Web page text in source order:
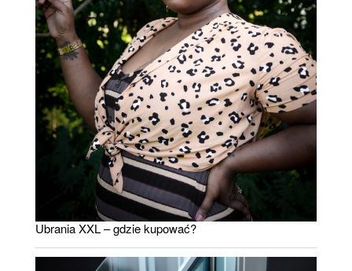
Ubrania XXL – gdzie kupować?